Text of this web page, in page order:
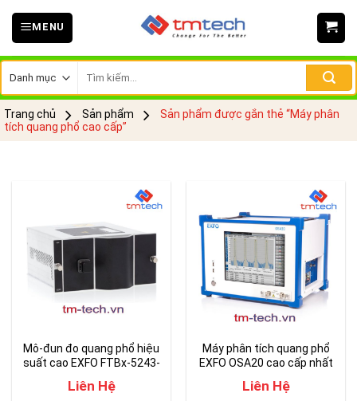
Skip
MENU
kiếm:
Trang chủ Sản phẩm
Sản phẩm được gắn thẻ “Máy phân
tích quang phổ cao cấp”
Mô-đun đo quang phổ hiệu
suất cao EXFO FTBx-5243-
Liên Hệ
Máy phân tích quang phổ
EXFO OSA20 cao cấp nhất
Liên Hệ